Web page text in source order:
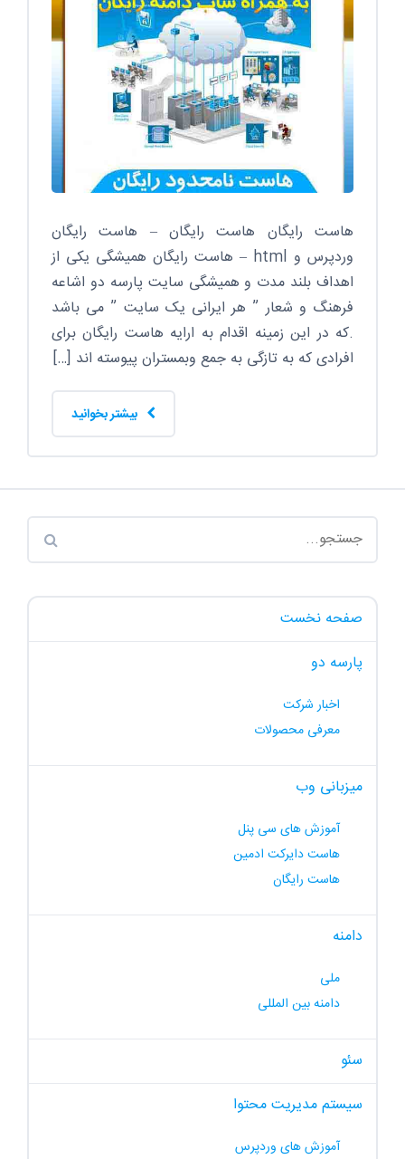
هاست رایگان هاست رایگان – هاست رایگان
وردپرس و html – هاست رایگان همیشگی یکی از
اهداف بلند مدت و همیشگی سایت پارسه دو اشاعه
فرهنگ و شعار ” هر ایرانی یک سایت ” می باشد
.که در این زمینه اقدام به ارایه هاست رایگان برای
افرادی که به تازگی به جمع وبمستران پیوسته اند […]
صفحه نخست
پارسه دو
اخبار شرکت
معرفی محصولات
میزبانی وب
آموزش های سی پنل
هاست دایرکت ادمین
هاست رایگان
دامنه
ملی
دامنه بین المللی
سئو
سیستم مدیریت محتوا
آموزش های وردپرس